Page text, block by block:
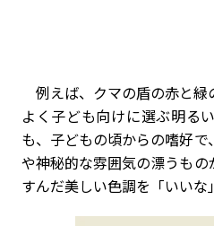
例えば、クマの盾の赤と緑
よく子ども向けに選ぶ明る
も、子どもの頃からの嗜好
や神秘的な雰囲気の漂うもの
すんだ美しい色調を「いいな